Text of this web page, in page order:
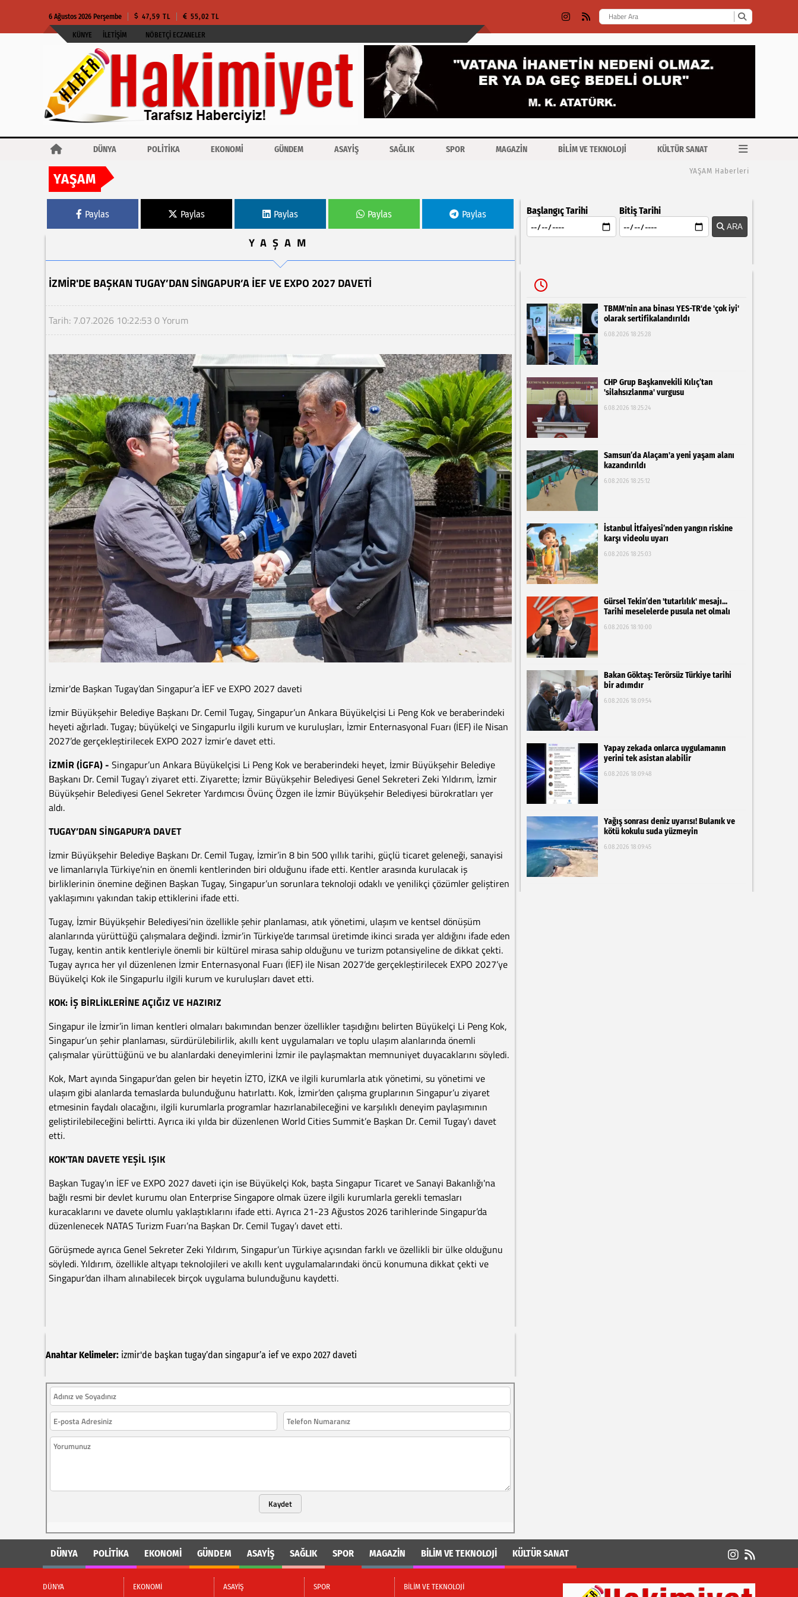
6 Ağustos 2026 Perşembe 47,59 TL 55,02 TL
KÜNYE İLETIŞIM NÖBETÇI ECZANELER
DÜNYA POLİTİKA EKONOMİ GÜNDEM ASAYİŞ SAĞLIK SPOR MAGAZİN BİLİM VE TEKNOLOJİ KÜLTÜR SANAT
YAŞAM YAŞAM Haberleri
Paylas Paylas Paylas Paylas Paylas
YAŞAM
İZMIR'DE BAŞKAN TUGAY’DAN SINGAPUR’A İEF VE EXPO 2027 DAVETI
Tarih: 7.07.2026 10:22:53 0 Yorum
İzmir'de Başkan Tugay’dan Singapur’a İEF ve EXPO 2027 daveti
İzmir Büyükşehir Belediye Başkanı Dr. Cemil Tugay, Singapur’un Ankara Büyükelçisi Li Peng Kok ve beraberindeki
heyeti ağırladı. Tugay; büyükelçi ve Singapurlu ilgili kurum ve kuruluşları, İzmir Enternasyonal Fuarı (İEF) ile Nisan
2027’de gerçekleştirilecek EXPO 2027 İzmir’e davet etti.
İZMİR (İGFA) - Singapur’un Ankara Büyükelçisi Li Peng Kok ve beraberindeki heyet, İzmir Büyükşehir Belediye
Başkanı Dr. Cemil Tugay’ı ziyaret etti. Ziyarette; İzmir Büyükşehir Belediyesi Genel Sekreteri Zeki Yıldırım, İzmir
Büyükşehir Belediyesi Genel Sekreter Yardımcısı Övünç Özgen ile İzmir Büyükşehir Belediyesi bürokratları yer
aldı.
TUGAY’DAN SİNGAPUR’A DAVET
İzmir Büyükşehir Belediye Başkanı Dr. Cemil Tugay, İzmir’in 8 bin 500 yıllık tarihi, güçlü ticaret geleneği, sanayisi
ve limanlarıyla Türkiye’nin en önemli kentlerinden biri olduğunu ifade etti. Kentler arasında kurulacak iş
birliklerinin önemine değinen Başkan Tugay, Singapur’un sorunlara teknoloji odaklı ve yenilikçi çözümler geliştiren
yaklaşımını yakından takip ettiklerini ifade etti.
Tugay, İzmir Büyükşehir Belediyesi’nin özellikle şehir planlaması, atık yönetimi, ulaşım ve kentsel dönüşüm
alanlarında yürüttüğü çalışmalara değindi. İzmir’in Türkiye’de tarımsal üretimde ikinci sırada yer aldığını ifade eden
Tugay, kentin antik kentleriyle önemli bir kültürel mirasa sahip olduğunu ve turizm potansiyeline de dikkat çekti.
Tugay ayrıca her yıl düzenlenen İzmir Enternasyonal Fuarı (İEF) ile Nisan 2027’de gerçekleştirilecek EXPO 2027’ye
Büyükelçi Kok ile Singapurlu ilgili kurum ve kuruluşları davet etti.
KOK: İŞ BİRLİKLERİNE AÇIĞIZ VE HAZIRIZ
Singapur ile İzmir’in liman kentleri olmaları bakımından benzer özellikler taşıdığını belirten Büyükelçi Li Peng Kok,
Singapur’un şehir planlaması, sürdürülebilirlik, akıllı kent uygulamaları ve toplu ulaşım alanlarında önemli
çalışmalar yürüttüğünü ve bu alanlardaki deneyimlerini İzmir ile paylaşmaktan memnuniyet duyacaklarını söyledi.
Kok, Mart ayında Singapur’dan gelen bir heyetin İZTO, İZKA ve ilgili kurumlarla atık yönetimi, su yönetimi ve
ulaşım gibi alanlarda temaslarda bulunduğunu hatırlattı. Kok, İzmir’den çalışma gruplarının Singapur’u ziyaret
etmesinin faydalı olacağını, ilgili kurumlarla programlar hazırlanabileceğini ve karşılıklı deneyim paylaşımının
geliştirilebileceğini belirtti. Ayrıca iki yılda bir düzenlenen World Cities Summit’e Başkan Dr. Cemil Tugay’ı davet
etti.
KOK’TAN DAVETE YEŞİL IŞIK
Başkan Tugay’ın İEF ve EXPO 2027 daveti için ise Büyükelçi Kok, başta Singapur Ticaret ve Sanayi Bakanlığı'na
bağlı resmi bir devlet kurumu olan Enterprise Singapore olmak üzere ilgili kurumlarla gerekli temasları
kuracaklarını ve davete olumlu yaklaştıklarını ifade etti. Ayrıca 21-23 Ağustos 2026 tarihlerinde Singapur’da
düzenlenecek NATAS Turizm Fuarı’na Başkan Dr. Cemil Tugay’ı davet etti.
Görüşmede ayrıca Genel Sekreter Zeki Yıldırım, Singapur’un Türkiye açısından farklı ve özellikli bir ülke olduğunu
söyledi. Yıldırım, özellikle altyapı teknolojileri ve akıllı kent uygulamalarındaki öncü konumuna dikkat çekti ve
Singapur’dan ilham alınabilecek birçok uygulama bulunduğunu kaydetti.
Anahtar Kelimeler: izmir'de başkan tugay’dan singapur’a ief ve expo 2027 daveti
Kaydet
Başlangıç Tarihi Bitiş Tarihi
ARA
TBMM'nin ana binası YES-TR'de 'çok iyi'
olarak sertifikalandırıldı
6.08.2026 18:25:28
CHP Grup Başkanvekili Kılıç’tan
'silahsızlanma' vurgusu
6.08.2026 18:25:24
Samsun’da Alaçam'a yeni yaşam alanı
kazandırıldı
6.08.2026 18:25:12
İstanbul İtfaiyesi’nden yangın riskine
karşı videolu uyarı
6.08.2026 18:25:03
Gürsel Tekin’den 'tutarlılık' mesajı...
Tarihi meselelerde pusula net olmalı
6.08.2026 18:10:00
Bakan Göktaş: Terörsüz Türkiye tarihi
bir adımdır
6.08.2026 18:09:54
Yapay zekada onlarca uygulamanın
yerini tek asistan alabilir
6.08.2026 18:09:48
Yağış sonrası deniz uyarısı! Bulanık ve
kötü kokulu suda yüzmeyin
6.08.2026 18:09:45
DÜNYA POLİTİKA EKONOMİ GÜNDEM ASAYİŞ SAĞLIK SPOR MAGAZİN BİLİM VE TEKNOLOJİ KÜLTÜR SANAT
DÜNYA EKONOMİ ASAYİŞ SPOR BİLİM VE TEKNOLOJİ